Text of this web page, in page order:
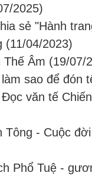
2025)
sẻ "Hành
(11/04/2023)
Thế Âm (19/07/
sao để đón
văn tế
Tông - Cuộc
Phổ Tuệ -